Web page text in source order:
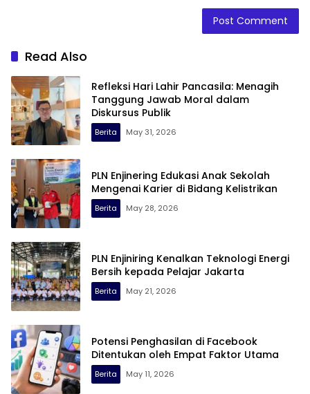
Read Also
Refleksi Hari Lahir Pancasila: Menagih
Tanggung Jawab Moral dalam
Diskursus Publik
Berita May 31, 2026
PLN Enjinering Edukasi Anak Sekolah
Mengenai Karier di Bidang Kelistrikan
Berita May 28, 2026
PLN Enjiniring Kenalkan Teknologi Energi
Bersih kepada Pelajar Jakarta
Berita May 21, 2026
Potensi Penghasilan di Facebook
Ditentukan oleh Empat Faktor Utama
Berita May 11, 2026